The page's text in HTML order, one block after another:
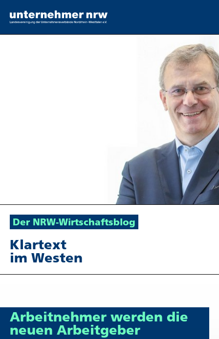
Der NRW-Wirt­schafts­blog
Klartext
im Westen
Arbeit­nehmer werden die
neuen Arbeit­geber